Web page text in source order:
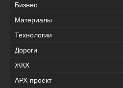
Бизнес
Материалы
Технологии
Дороги
ЖКХ
АРХ-проект